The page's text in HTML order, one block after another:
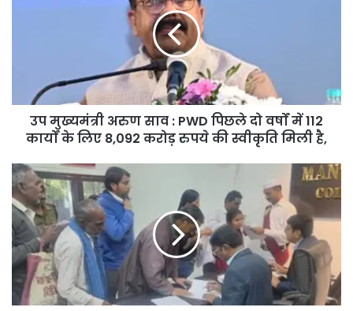
उप मुख्यमंत्री अरुण साव : PWD पिछले दो वर्षों में 112
कार्यों के लिए 8,092 करोड़ रुपये की स्वीकृति मिली है,